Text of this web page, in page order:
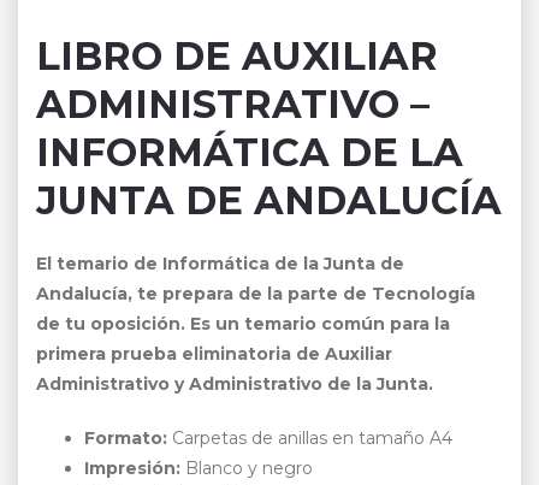
LIBRO DE AUXILIAR
ADMINISTRATIVO –
INFORMÁTICA DE LA
JUNTA DE ANDALUCÍA
El temario de Informática de la Junta de
Andalucía, te prepara de la parte de Tecnología
de tu oposición. Es un temario común para la
primera prueba eliminatoria de Auxiliar
Administrativo y Administrativo de la Junta.
Formato: Carpetas de anillas en tamaño A4
Impresión: Blanco y negro